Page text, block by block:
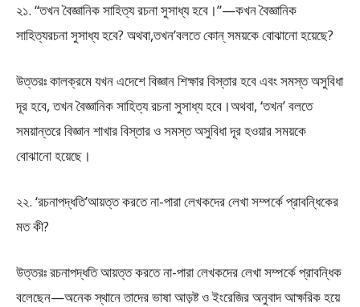
২১. “তখন বৈজ্ঞানিক সাহিত্য রচনা সুসাধ্য হবে।”—কখন বৈজ্ঞানিক
সাহিত্যরচনা সুসাধ্য হবে? অথবা,তখন’বলতে কোন্ সময়কে বোঝানো হয়েছে?
উত্তরঃ কালক্রমে যখন এদেশে বিজ্ঞান শিক্ষার বিস্তার হবে এবং সমস্ত অসুবিধা
দূর হবে, তখন বৈজ্ঞানিক সাহিত্য রচনা সুসাধ্য হবে।অথবা, ‘তখন’ বলতে
সময়ান্তরে বিজ্ঞান শাখার বিস্তার ও সমস্ত অসুবিধা দূর হওয়ার সময়কে
বোঝানো হয়েছে।
২২. ‘রচনাপদ্ধতি’আয়ত্ত করতে না-পারা লেখকদের লেখা সম্পর্কে প্রাবন্ধিকের
মত কী?
উত্তরঃ রচনাপদ্ধতি আয়ত্ত করতে না-পারা লেখকদের লেখা সম্পর্কে প্রাবন্ধিক
বলেছেন—অনেক স্থানে তাদের ভাষা আড়ষ্ট ও ইংরেজির অনুবাদ আক্ষরিক হয়ে